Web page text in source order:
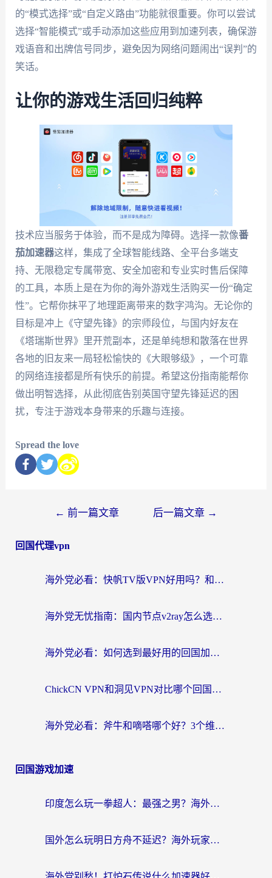
的“模式选择”或“自定义路由”功能就很重要。你可以尝试
选择“智能模式”或手动添加这些应用到加速列表，确保游
戏语音和出牌信号同步，避免因为网络问题闹出“误判”的
笑话。
让你的游戏生活回归纯粹
技术应当服务于体验，而不是成为障碍。选择一款像番
茄加速器这样，集成了全球智能线路、全平台多端支
持、无限稳定专属带宽、安全加密和专业实时售后保障
的工具，本质上是在为你的海外游戏生活购买一份“确定
性”。它帮你抹平了地理距离带来的数字鸿沟。无论你的
目标是冲上《守望先锋》的宗师段位，与国内好友在
《塔瑞斯世界》里开荒副本，还是单纯想和散落在世界
各地的旧友来一局轻松愉快的《大眼够级》，一个可靠
的网络连接都是所有快乐的前提。希望这份指南能帮你
做出明智选择，从此彻底告别英国守望先锋延迟的困
扰，专注于游戏本身带来的乐趣与连接。
Spread the love
← 前一篇文章 后一篇文章 →
回国代理vpn
海外党必看：快帆TV版VPN好用吗？和快游VPN对比哪个回国效果更好？附实用避坑指南
海外党无忧指南：国内节点v2ray怎么选？一键回国VPN+多场景实测帮你避坑
海外党必看：如何选到最好用的回国加速器？从节点到售后的全维度指南
ChickCN VPN和洞见VPN对比哪个回国效果更好？海外党亲测3款加速器+避坑指南
海外党必看：斧牛和嘀嗒哪个好？3个维度教你选对回国加速器
回国游戏加速
印度怎么玩一拳超人：最强之男？海外党国服游戏加速避坑指南
国外怎么玩明日方舟不延迟？海外玩家国服游戏加速终极指南（附DNF梦幻诛仙解决方案）